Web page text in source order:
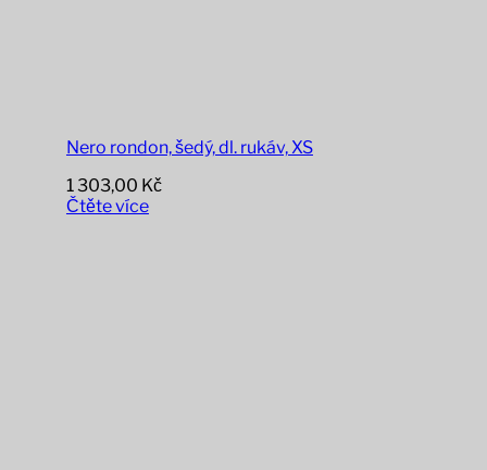
Nero rondon, šedý, dl. rukáv, XS
1 303,00 Kč
Čtěte více